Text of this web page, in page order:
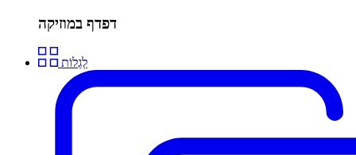
דפדף במוזיקה
לְגַלוֹת